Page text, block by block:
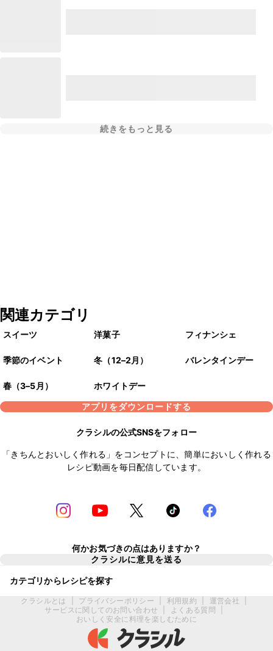
続きをもっと見る
関連カテゴリ
スイーツ 洋菓子 フィナンシェ
季節のイベント 冬（12–2月） バレンタインデー
春（3–5月）
ホワイトデー
アプリをダウンロードする
クラシルの公式SNSをフォロー
「きちんとおいしく作れる」をコンセプトに、簡単においしく作れる
レシピ動画を毎日配信しています。
何かお気づきの点はありますか？
クラシルに意見を送る
カテゴリからレシピを探す
クラシルとは プライバシーポリシー 利用規約 運営会社
サービスに関してのお問い合わせ
よくある質問
おいしく安全に料理を楽しむために